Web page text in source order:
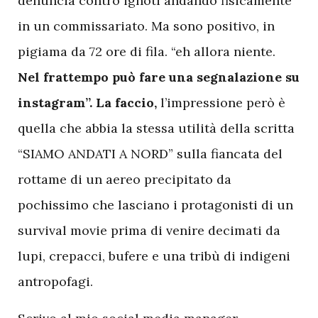
in un commissariato. Ma sono positivo, in
pigiama da 72 ore di fila. “eh allora niente.
Nel frattempo può fare una segnalazione su
instagram”. La faccio, l’impressione però è
quella che abbia la stessa utilità della scritta
“SIAMO ANDATI A NORD” sulla fiancata del
rottame di un aereo precipitato da
pochissimo che lasciano i protagonisti di un
survival movie prima di venire decimati da
lupi, crepacci, bufere e una tribù di indigeni
antropofagi.